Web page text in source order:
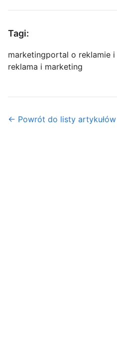
Tagi:
marketingportal o reklamie i
reklama i marketing
← Powrót do listy artykułów